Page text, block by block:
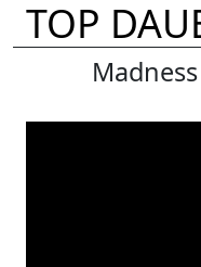
TOP